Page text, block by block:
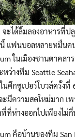
ได้ลิ้มลองอาหารที่ป
แฟนบอลหลายหมื่นค
ในเมืองซานตาคลา
ว่างทีม Seattle
ศึกซูเปอร์โบวล์ครั้งที่
มีความสดใหม่มาก เ
ที่ห่างออกไปเพียงไม่
คือบ้านของทีม